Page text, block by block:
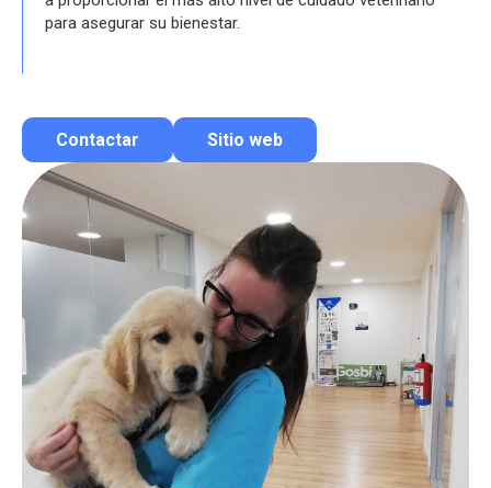
para asegurar su bienestar.
Contactar
Contactar por correo
Llamar por teléfono
Contactar por Whatsapp
Sitio web